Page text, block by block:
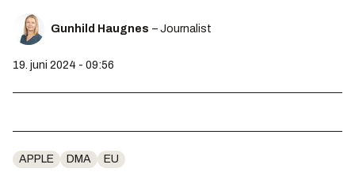
Gunhild Haugnes – Journalist
19. juni 2024 - 09:56
APPLE DMA EU